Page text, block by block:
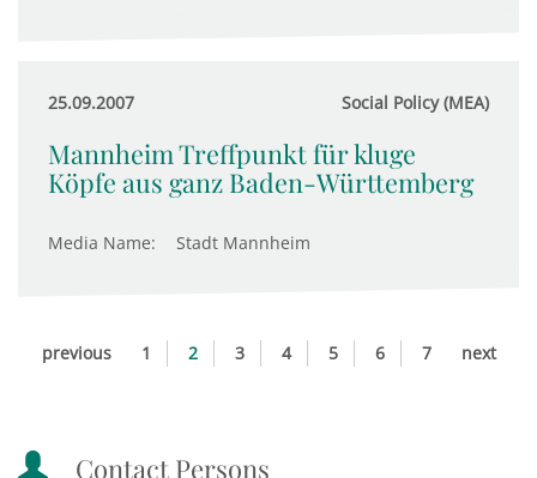
25.09.2007 Social Policy (MEA)
Mannheim Treffpunkt für kluge
Köpfe aus ganz Baden-Württemberg
Media Name: Stadt Mannheim
previous 1 2 3 4 5 6 7 next
Contact Persons